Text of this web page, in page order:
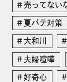
売ってない
夏バテ対策
大和川
夫婦喧嘩
好奇心